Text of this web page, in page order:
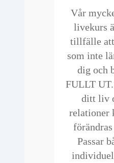
Vår
livekurs
tillfälle att
som inte
dig och
FULLT
ditt liv
relationer
Passar